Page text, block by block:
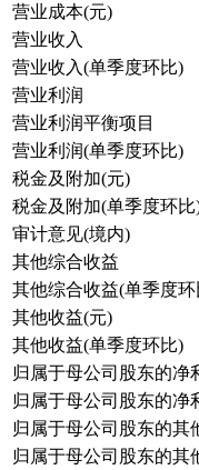
营业成本(元)
营业收入
营业收入(单季度环比)
营业利润
营业利润平衡项目
营业利润(单季度环比)
税金及附加(元)
税金及附加(单季度环比
审计意见(境内)
其他综合收益
其他综合收益(单季度环
其他收益(元)
其他收益(单季度环比)
归属于母公司股东的净
归属于母公司股东的净
归属于母公司股东的其
归属于母公司股东的其